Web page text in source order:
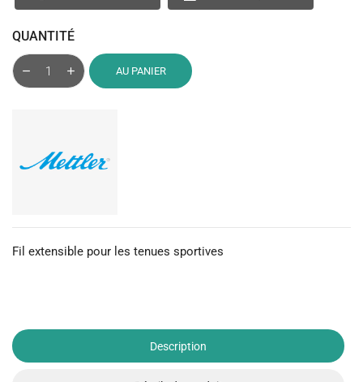
QUANTITÉ
AU PANIER
Fil extensible pour les tenues sportives
Description